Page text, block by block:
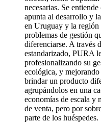
necesarias. Se
apunta al desarrollo y
en Uruguay y la región
problemas de gestión
diferenciarse. A través
estandarizado, PURA
profesionalizando su
ecológica, y
brindar un producto
agrupándolos en una
economías de escala y
de venta, pero por
parte de los huéspedes.